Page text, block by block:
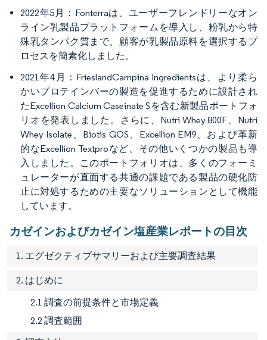
2022年5月：Fonterraは、ユーザーフレンドリーなオン
ライン乳製品プラットフォームを導入し、粉乳から特
殊乳タンパク質まで、顧客が乳製品原料を選択するプ
ロセスを簡素化しました。
2021年4月：FrieslandCampina Ingredientsは、より柔ら
かいプロテインバーの製造を促進するために設計され
たExcellion Calcium Caseinate Sを含む新製品ポートフォ
リオを発表しました。さらに、Nutri Whey 800F、Nutri
Whey Isolate、Biotis GOS、Excellion EM9、および革新
的なExcellion Textproなど、その他いくつかの製品も導
入しました。このポートフォリオは、多くのフォーミ
ュレーターが直面する共通の課題である製品の硬化防
止に対処するための主要なソリューションとして機能
しています。
カゼインおよびカゼイン塩産業レポートの目次
1. エグゼクティブサマリーおよび主要調査結果
2. はじめに
2.1 調査の前提条件と市場定義
2.2 調査範囲